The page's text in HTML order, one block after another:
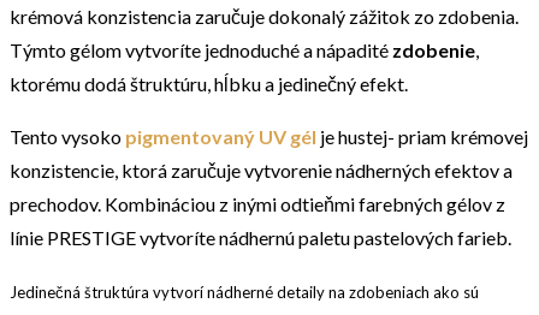
krémová konzistencia zaručuje dokonalý zážitok zo zdobenia.
Týmto gélom vytvoríte jednoduché a nápadité zdobenie
ktorému dodá štruktúru, hĺbku a jedinečný efekt.
Tento vysoko pigmentovaný UV gél je hustej- priam krémovej
konzistencie, ktorá zaručuje vytvorenie nádherných efektov a
prechodov. Kombináciou z inými odtieňmi farebných gélov z
línie PRESTIGE vytvoríte nádhernú paletu pastelových farieb.
Jedinečná štruktúra vytvorí nádherné detaily na zdobeniach ako sú